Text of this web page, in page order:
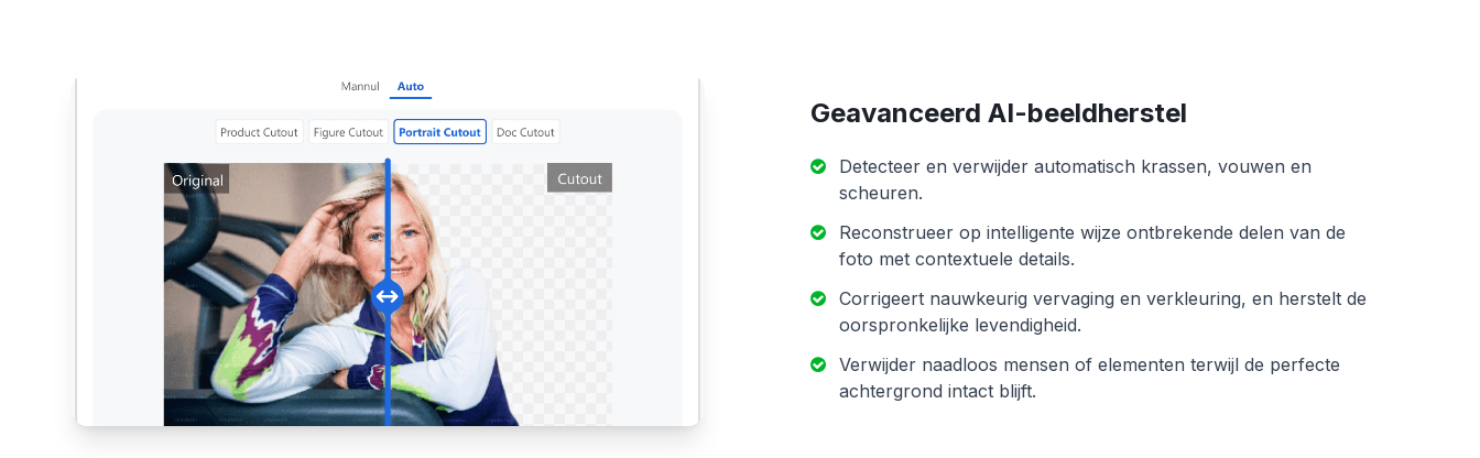
Geavanceerd AI-beeldherstel
Detecteer en verwijder automatisch krassen, vouwen en
scheuren.
Reconstrueer op intelligente wijze ontbrekende delen van de
foto met contextuele details.
Corrigeert nauwkeurig vervaging en verkleuring, en herstelt de
oorspronkelijke levendigheid.
Verwijder naadloos mensen of elementen terwijl de perfecte
achtergrond intact blijft.